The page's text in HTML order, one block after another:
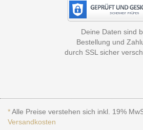
Deine Daten sind
Bestellung und
durch SSL sicher
*Alle Preise verstehen sich inkl. 19%
Versandkosten